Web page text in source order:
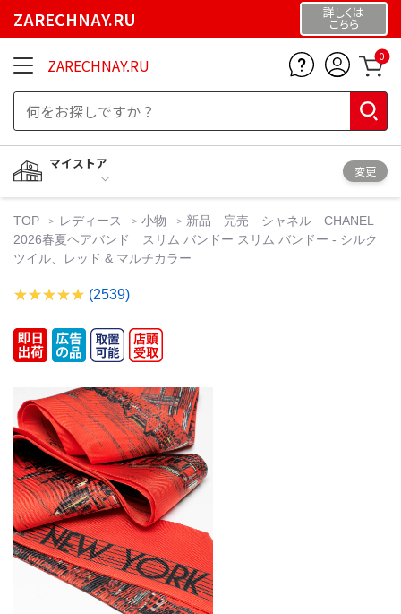
ZARECHNAY.RU 詳しくは
こちら
ZARECHNAY.RU 0
マイストア
変更
TOP レディース 小物
新品 完売 シャネル CHANEL
2026春夏ヘアバンド スリム バンドー スリム バンドー - シルク
ツイル、レッド & マルチカラー
(2539)